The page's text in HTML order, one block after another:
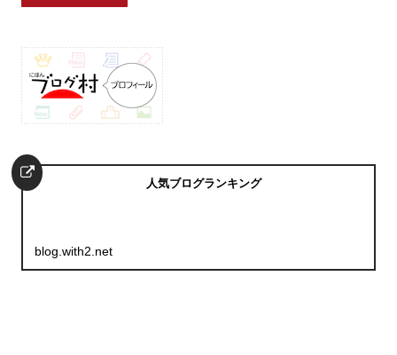
人気ブログランキング
blog.with2.net